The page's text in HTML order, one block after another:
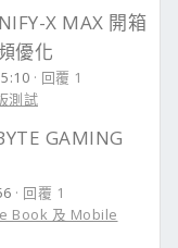
X MAX 開箱
優化
回覆 1
測試
GAMING
回覆 1
Book 及 Mobile